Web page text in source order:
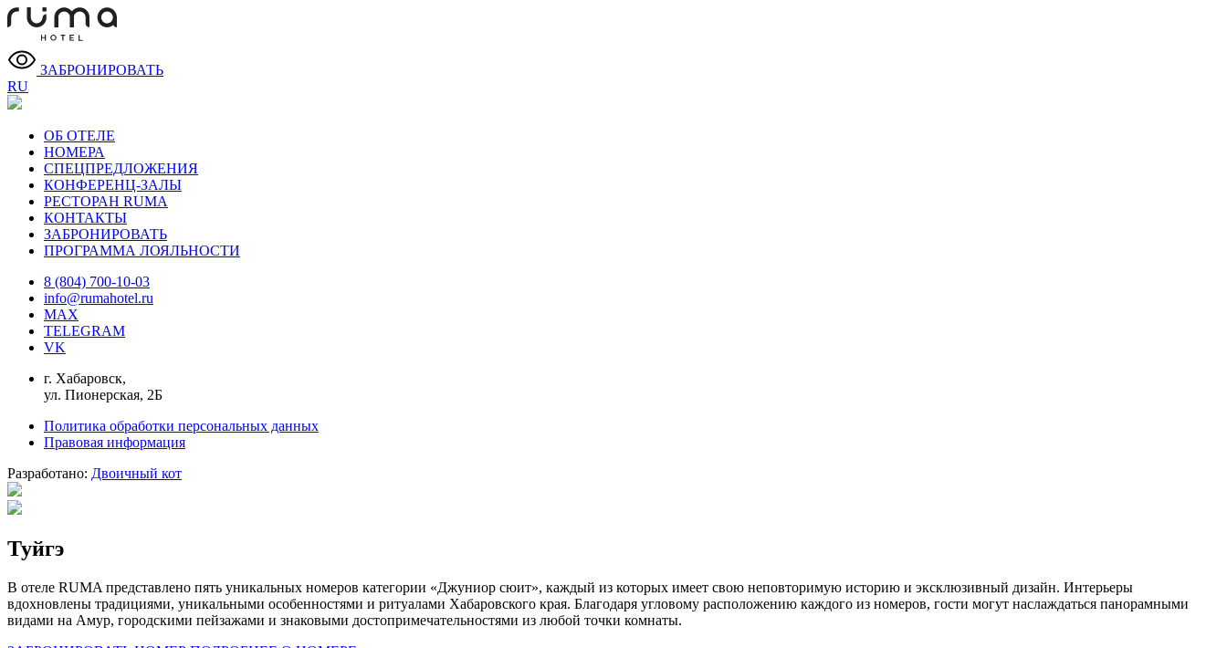
ЗАБРОНИРОВАТЬ
RU
ОБ ОТЕЛЕ
НОМЕРА
СПЕЦПРЕДЛОЖЕНИЯ
КОНФЕРЕНЦ-ЗАЛЫ
РЕСТОРАН RUMA
КОНТАКТЫ
ЗАБРОНИРОВАТЬ
ПРОГРАММА ЛОЯЛЬНОСТИ
8 (804) 700-10-03
info@rumahotel.ru
MAX
TELEGRAM
VK
г. Хабаровск,
ул. Пионерская, 2Б
Политика обработки персональных данных
Правовая информация
Разработано: Двоичный кот
Туйгэ
В отеле RUMA представлено пять уникальных номеров категории «Джуниор сюит», каждый из которых имеет свою неповторимую историю и эксклюзивный дизайн. Интерьеры
вдохновлены традициями, уникальными особенностями и ритуалами Хабаровского края. Благодаря угловому расположению каждого из номеров, гости могут наслаждаться панорамными
видами на Амур, городскими пейзажами и знаковыми достопримечательностями из любой точки комнаты.